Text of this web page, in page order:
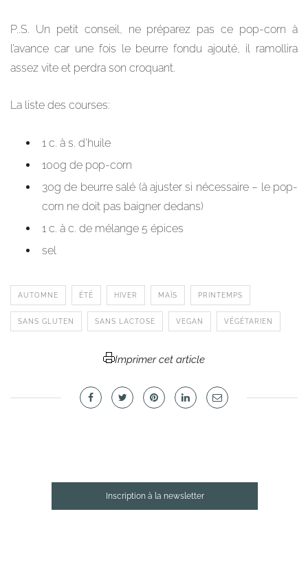
P..S. Un petit conseil, ne préparez pas ce pop-corn à
l’avance car une fois le beurre fondu ajouté, il ramollira
assez vite et perdra son croquant.
La liste des courses:
1 c. à s. d’huile
100g de pop-corn
30g de beurre salé (à ajuster si nécessaire – le pop-
corn ne doit pas baigner dedans)
1 c. à c. de mélange 5 épices
sel
AUTOMNE ÉTÉ HIVER MAÏS PRINTEMPS
SANS GLUTEN SANS LACTOSE VEGAN VÉGÉTARIEN
Imprimer cet article
Inscription à la newsletter